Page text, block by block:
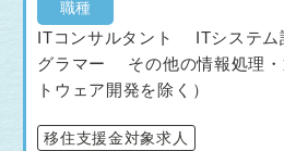
職種
ITコンサルタント ITシステ
グラマー その他の情報処理・
トウェア開発を除く）
移住支援金対象求人